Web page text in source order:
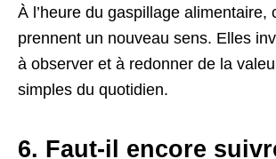
À l’heure du gaspillage alimentaire,
prennent un nouveau sens. Elles
à observer et à redonner de la
simples du quotidien.
6. Faut-il encore